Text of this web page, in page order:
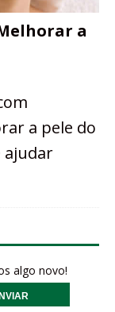
a
a pele do
ajudar
algo novo!